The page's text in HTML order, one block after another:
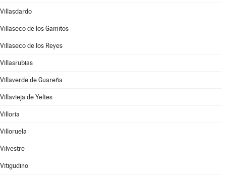
Villasdardo
Villaseco de los Gamitos
Villaseco de los Reyes
Villasrubias
Villaverde de Guareña
Villavieja de Yeltes
Villoria
Villoruela
Vilvestre
Vitigudino